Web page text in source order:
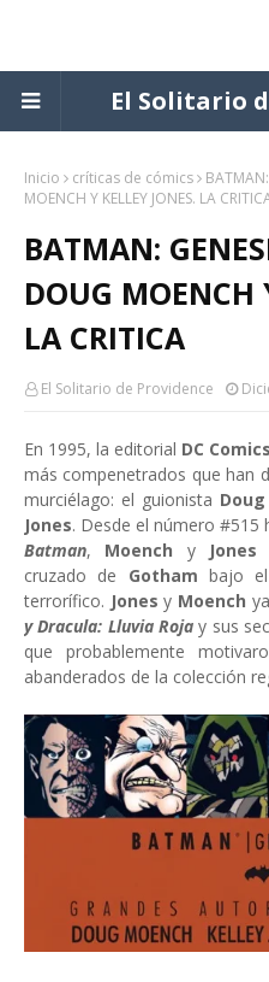
El Solitario
Inicio críticas de cómics
MOENCH Y KELLEY JONES. LA
BATMAN:
DOUG MOENCH
LA CRITICA
El Solitario de Providence
En 1995, la editorial DC Comics
más compenetrados que han
murciélago: el guionista
Jones. Desde el número #515
Batman, Moench y Jones
cruzado de Gotham bajo
terrorífico. Jonesy Moench
y Dracula: Lluvia Rojay sus
que probablemente
abanderados de la colección